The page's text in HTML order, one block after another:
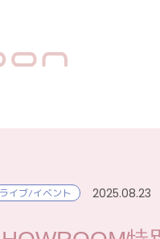
ライブ/イベント 2025.08.23